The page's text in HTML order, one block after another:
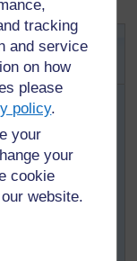
tracking
and service
on how
please
policy.
your
your
cookie
website.
quarts, écrivez